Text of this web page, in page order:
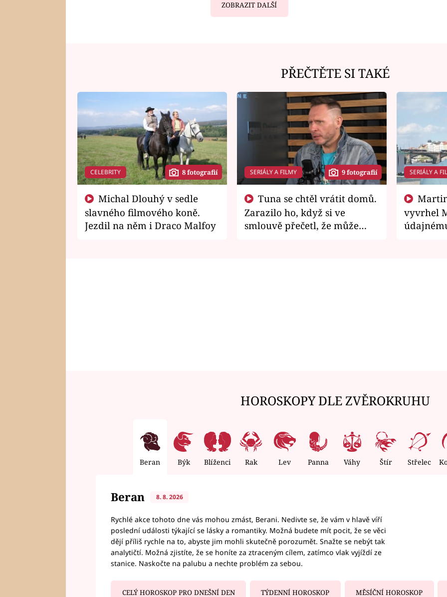
ZOBRAZIT DALŠÍ
PŘEČTĚTE SI TAKÉ
CELEBRITY 8 fotografií
slavného filmového koně.
Jezdil na něm i Draco Malfoy
SERIÁLY A FILMY 9 fotografií
Zarazilo ho, když si ve
smlouvě přečetl, že může
SERIÁLY A
vyvrhel
HOROSKOPY DLE ZVĚROKRUHU
Beran Býk Blíženci Rak Lev Panna Váhy Štír Střelec
Beran 8. 8. 2026
Rychlé akce tohoto dne vás mohou zmást, Berani. Nedivte se, že vám v hlavě víří
poslední události týkající se lásky a romantiky. Možná budete mít pocit, že se věci
dějí příliš rychle na to, abyste jim mohli skutečně porozumět. Snažte se nebýt tak
analytičtí. Možná zjistíte, že se honíte za ztraceným cílem, zatímco vlak vyjíždí ze
stanice. Naskočte na palubu a nechte problém za sebou.
CELÝ HOROSKOP PRO DNEŠNÍ DEN TÝDENNÍ HOROSKOP MĚSÍČNÍ HOROSKOP